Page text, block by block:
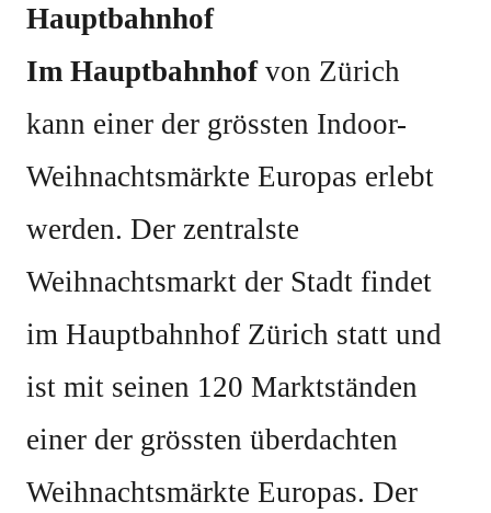
Hauptbahnhof
Im Hauptbahnhofvon Zürich
kann einer der grössten Indoor-
Weihnachtsmärkte Europas erlebt
werden. Der zentralste
Weihnachtsmarkt der Stadt findet
im Hauptbahnhof Zürich statt und
ist mit seinen 120 Marktständen
einer der grössten überdachten
Weihnachtsmärkte Europas. Der